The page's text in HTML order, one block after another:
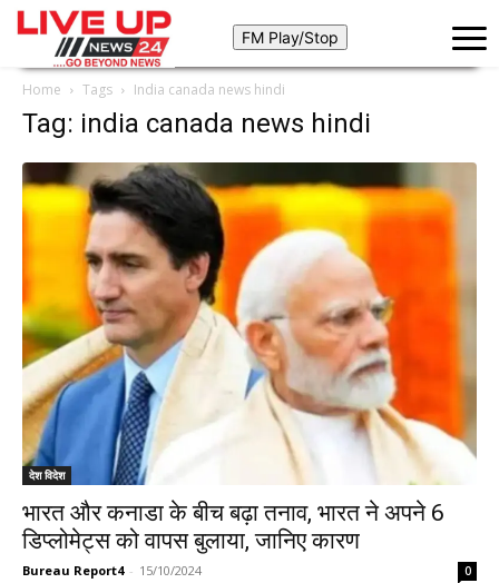
Home Tags India canada news hindi
Tag: india canada news hindi
देश विदेश
भारत और कनाडा के बीच बढ़ा तनाव, भारत ने अपने 6
डिप्लोमेट्स को वापस बुलाया, जानिए कारण
Bureau Report4 - 15/10/2024 0